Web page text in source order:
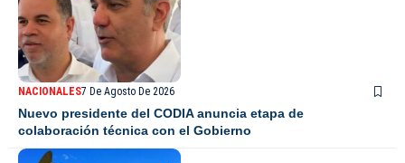
NACIONALES7 De Agosto De 2026
Nuevo presidente del CODIA anuncia etapa de
colaboración técnica con el Gobierno